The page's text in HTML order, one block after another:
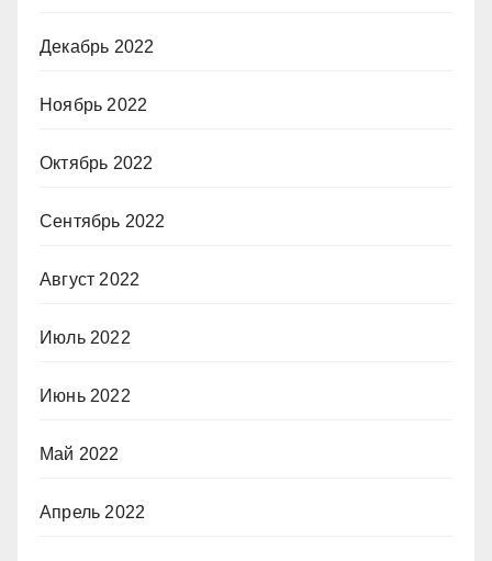
Декабрь 2022
Ноябрь 2022
Октябрь 2022
Сентябрь 2022
Август 2022
Июль 2022
Июнь 2022
Май 2022
Апрель 2022